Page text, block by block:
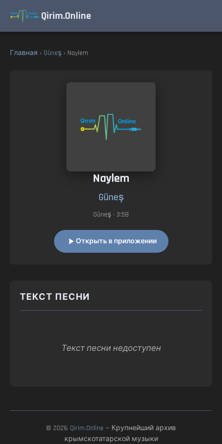
Qirim.Online
Главная › Güneş › Naylem
Naylem
Güneş
Güneş • 3:58
Открыть в приложении
ТЕКСТ ПЕСНИ
Текст песни недоступен
© 2026 Qirim.Online — Крупнейший архив
крымскотатарской музыки